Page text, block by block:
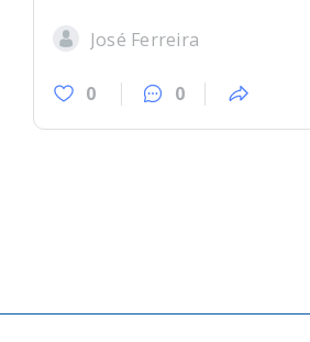
José Ferreira
0 0